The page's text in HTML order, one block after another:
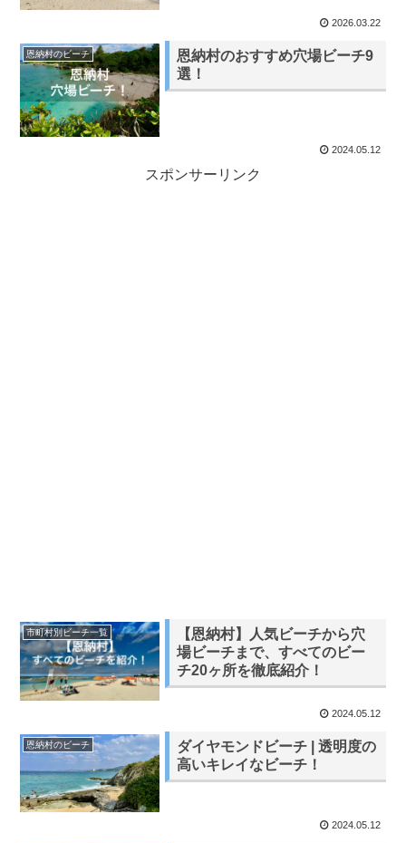
2026.03.22
恩納村のビーチ
恩納村のおすすめ穴場ビーチ9
選！
2024.05.12
スポンサーリンク
市町村別ビーチ一覧
【恩納村】人気ビーチから穴
場ビーチまで、すべてのビー
チ20ヶ所を徹底紹介！
2024.05.12
恩納村のビーチ
ダイヤモンドビーチ | 透明度の
高いキレイなビーチ！
2024.05.12